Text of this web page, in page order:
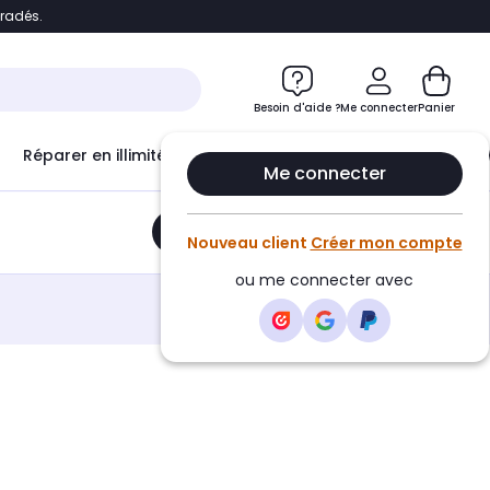
Accéder directement au chatbot
Besoin d'aide ?Me connecter
Me connecter
Nouveau client Créer mon compte
ou me connecter avec
Panier
Réparer en illimité avec Le Club Infinity
Ajouter au panier